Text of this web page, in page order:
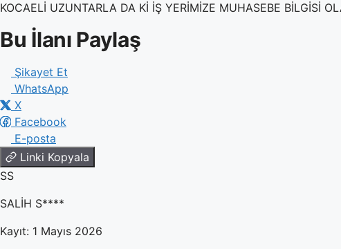
KOCAELİ UZUNTARLA DA Kİ İŞ YERİMİZE MUHASEBE BİLGİSİ
Bu İlanı Paylaş
Şikayet Et
WhatsApp
X
Facebook
E-posta
Linki Kopyala
SS
SALİH S****
Kayıt: 1 Mayıs 2026